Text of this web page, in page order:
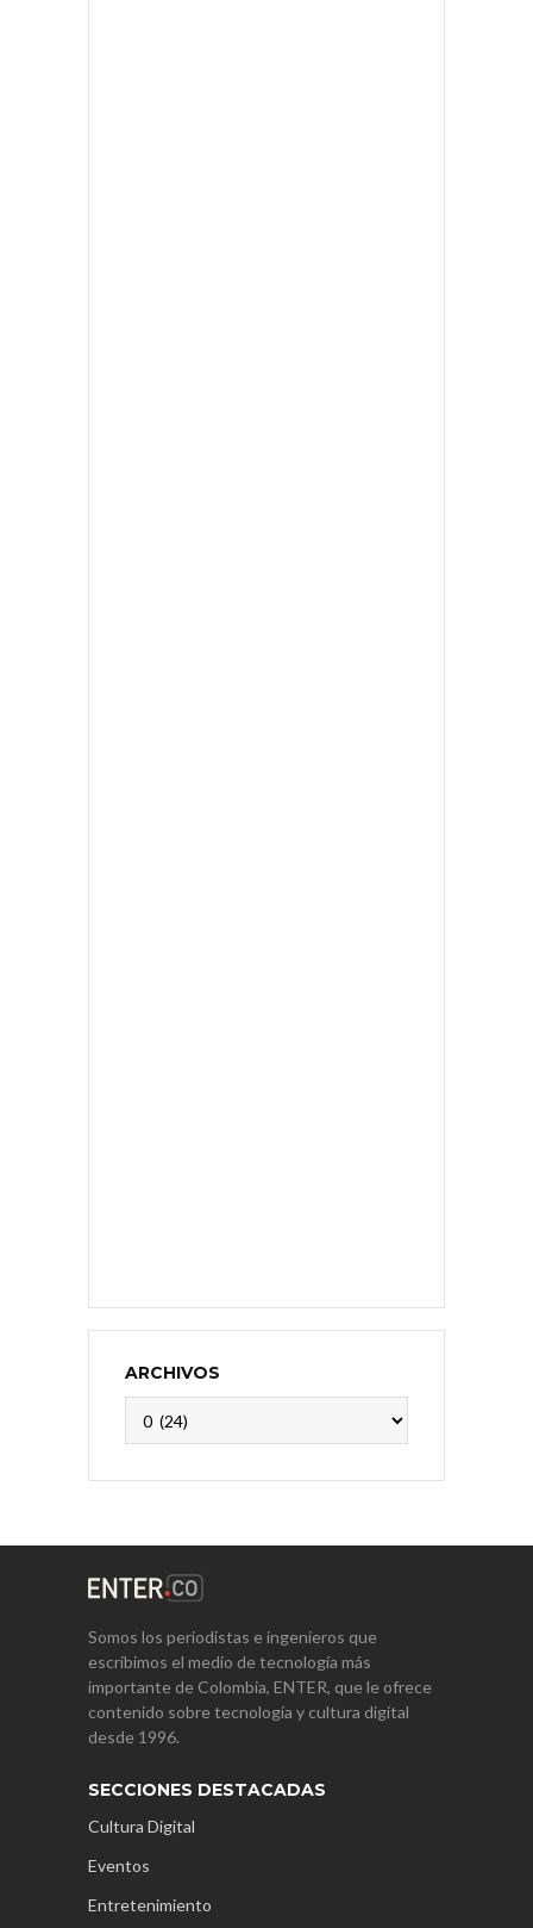
ARCHIVOS
Somos los periodistas e ingenieros que
escribimos el medio de tecnología más
importante de Colombia, ENTER, que le ofrece
contenido sobre tecnología y cultura digital
desde 1996.
SECCIONES DESTACADAS
Cultura Digital
Eventos
Entretenimiento